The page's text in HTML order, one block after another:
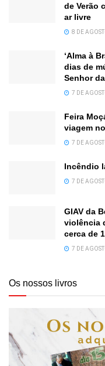
de Verão
ar livre
8 DE
‘Alma à
dias de
Senhor
7 DE
Feira
viagem
7 DE
Incêndio
7 DE
GIAV da
violência
cerca de
7 DE
Os nossos livros